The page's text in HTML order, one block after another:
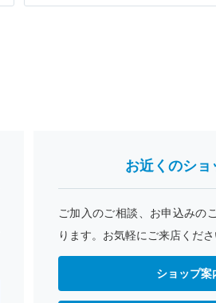
お近くのショ
ご加入のご相談、お申込みの
ります。お気軽にご来店くださ
ショップ案